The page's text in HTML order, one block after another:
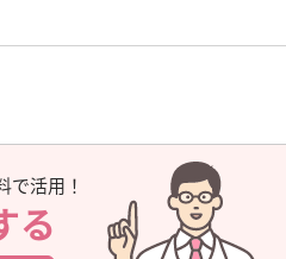
で活用！
る